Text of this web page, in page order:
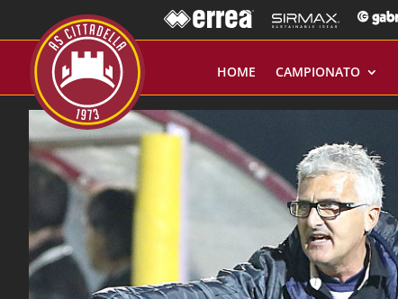
HOME CAMPIONATO